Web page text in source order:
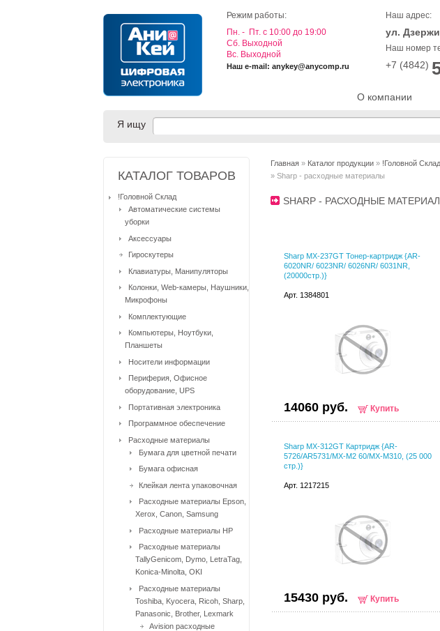
О компании
Режим работы:
Пн. - Пт. с 10:00 до 19:00
Cб. Выходной
Вс. Выходной
Наш e-mail: anykey@anycomp.ru
Наш адрес:
ул.
Наш номер
+7 (4842)
Я ищу
Главная » Каталог продукции » !Головной Склад
» Sharp - расходные материалы
SHARP - РАСХОДНЫЕ
Sharp MX-237GT Тонер-картридж {AR-
6020NR/ 6023NR/ 6026NR/ 6031NR,
(20000стр.)}
Арт. 1384801
14060 руб. Купить
Sharp MX-312GT Картридж {AR-
5726/AR5731/MX-M2 60/MX-M310, (25 000
стр.)}
Арт. 1217215
15430 руб. Купить
КАТАЛОГ ТОВАРОВ
!Головной Склад
Автоматические системы
уборки
Аксессуары
Гироскутеры
Клавиатуры, Манипуляторы
Колонки, Web-камеры, Наушники,
Микрофоны
Комплектующие
Компьютеры, Ноутбуки,
Планшеты
Носители информации
Периферия, Офисное
оборудование, UPS
Портативная электроника
Программное обеспечение
Расходные материалы
Бумага для цветной печати
Бумага офисная
Клейкая лента упаковочная
Расходные материалы Epson,
Xerox, Canon, Samsung
Расходные материалы HP
Расходные материалы
TallyGenicom, Dymo, LetraTag,
Konica-Minolta, OKI
Расходные материалы
Toshiba, Kyocera, Ricoh, Sharp,
Panasonic, Brother, Lexmark
Avision расходные